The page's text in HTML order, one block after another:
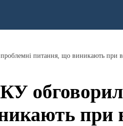
питання, що виникають при
при